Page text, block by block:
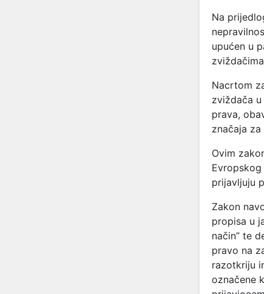
Na
upućen u
Nacrtom
zviždača
prava,
značaja
Ovim
prijavljuju
Zakon
propisa u
način” te
pravo na
razotkriju
označene